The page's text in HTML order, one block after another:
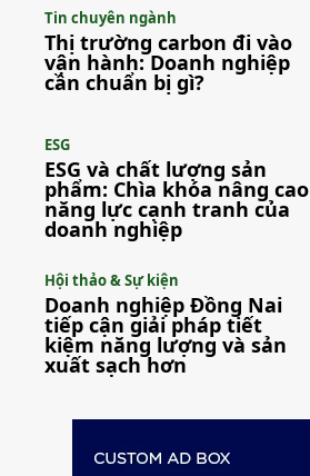
Tin chuyên ngành
Thị trường carbon đi vào
vận hành: Doanh nghiệp
cần chuẩn bị gì?
ESG
ESG và chất lượng sản
phẩm: Chìa khóa nâng cao
năng lực cạnh tranh của
doanh nghiệp
Hội thảo & Sự kiện
Doanh nghiệp Đồng Nai
tiếp cận giải pháp tiết
kiệm năng lượng và sản
xuất sạch hơn